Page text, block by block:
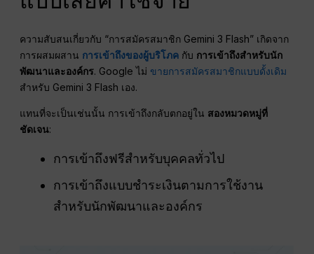
ความสับสนเกี่ยวกับ “การสมัครสมาชิก Gemini 3 Flash” เกิดจาก
การผสมผสาน การเข้าถึงของผู้บริโภค กับ การเข้าถึงสำหรับนัก
พัฒนาและองค์กร. Google ไม่ ขายการสมัครสมาชิกแบบดั้งเดิม
สำหรับ Gemini 3 Flash เอง.
แทนที่จะเป็นเช่นนั้น การเข้าถึงกลับตกอยู่ใน สองหมวดหมู่ที่
ชัดเจน:
การเข้าถึงฟรีสำหรับบุคคลทั่วไป
การเข้าถึงแบบชำระเงินตามการใช้งาน
สำหรับนักพัฒนาและองค์กร